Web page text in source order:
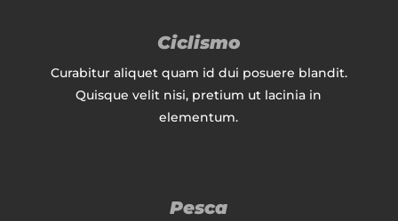
Ciclismo
Curabitur aliquet quam id dui posuere blandit.
Quisque velit nisi, pretium ut lacinia in
elementum.
Pesca